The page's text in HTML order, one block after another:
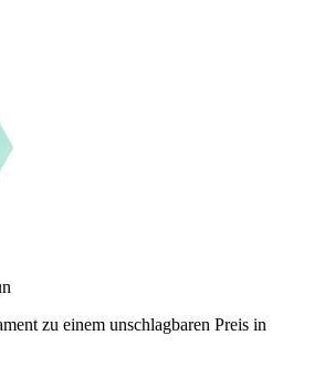
zu einem unschlagbaren Preis in